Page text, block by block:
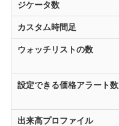
ジケータ数
カスタム時間足
ウォッチリストの数
設定できる価格アラート数
出来高プロファイル